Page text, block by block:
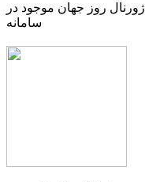
دسترسی یکساله به بیش از ۵۰۰ ژورنال روز جهان موجود در
سامانه